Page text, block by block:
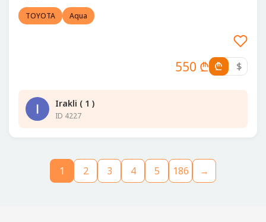
TOYOTA Aqua
550 ₾ ₾ $
Irakli ( 1 )
ID 4227
1 2 3 4 5 186 →